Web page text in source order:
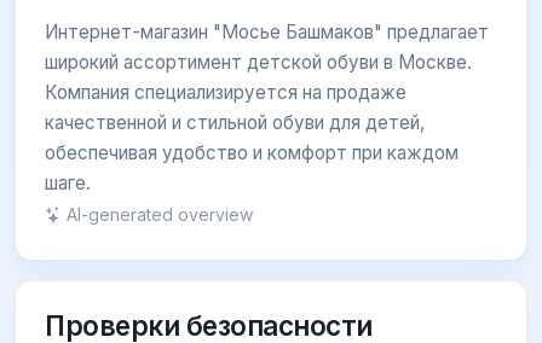
Интернет-магазин "Мосье Башмаков" предлагает
широкий ассортимент детской обуви в Москве.
Компания специализируется на продаже
качественной и стильной обуви для детей,
обеспечивая удобство и комфорт при каждом
шаге.
AI-generated overview
Проверки безопасности